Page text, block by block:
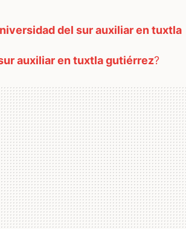
del sur auxiliar en tuxtla
auxiliar en tuxtla gutiérrez?